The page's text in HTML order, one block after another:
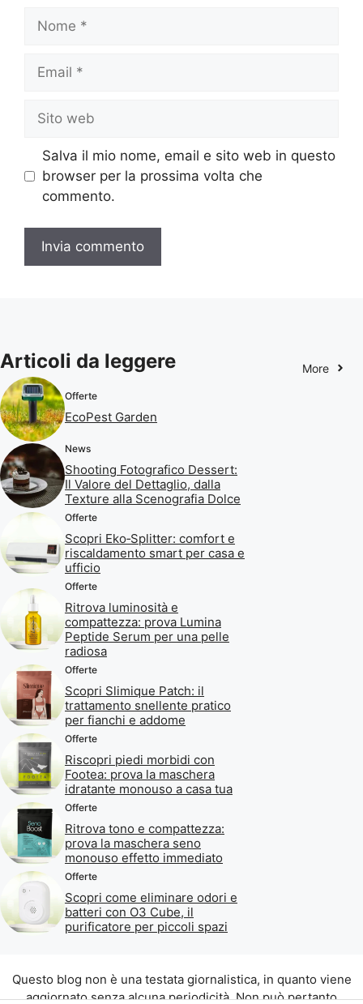
Nome
Email
Sito
web
Salva il mio nome, email e sito web in questo
browser per la prossima volta che
commento.
Articoli da leggere More
Offerte
EcoPest Garden
News
Shooting Fotografico Dessert:
Il Valore del Dettaglio, dalla
Texture alla Scenografia Dolce
Offerte
Scopri Eko‑Splitter: comfort e
riscaldamento smart per casa e
ufficio
Offerte
Ritrova luminosità e
compattezza: prova Lumina
Peptide Serum per una pelle
radiosa
Offerte
Scopri Slimique Patch: il
trattamento snellente pratico
per fianchi e addome
Offerte
Riscopri piedi morbidi con
Footea: prova la maschera
idratante monouso a casa tua
Offerte
Ritrova tono e compattezza:
prova la maschera seno
monouso effetto immediato
Offerte
Scopri come eliminare odori e
batteri con O3 Cube, il
purificatore per piccoli spazi
Questo blog non è una testata giornalistica, in quanto viene
aggiornato senza alcuna periodicità. Non può pertanto